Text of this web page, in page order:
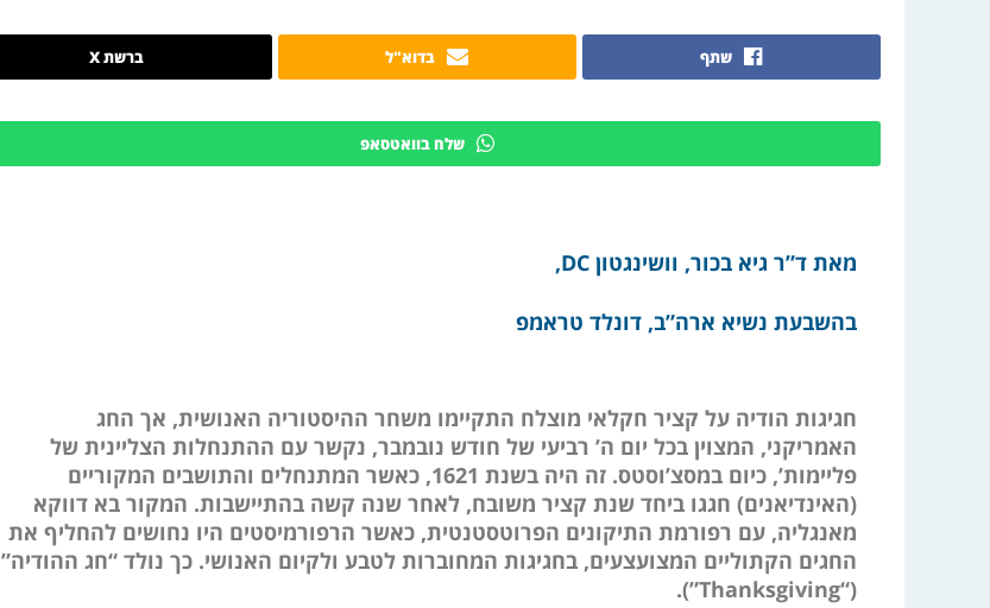
שתף בדוא"ל ברשת X
שלח בוואטסאפ
מאת ד”ר גיא בכור, וושינגטון DC,
בהשבעת נשיא ארה”ב, דונלד טראמפ
חגיגות הודיה על קציר חקלאי מוצלח התקיימו משחר ההיסטוריה האנושית, אך החג
האמריקני, המצוין בכל יום ה’ רביעי של חודש נובמבר, נקשר עם ההתנחלות הצליינית של
פליימות’, כיום במסצ’וסטס. זה היה בשנת 1621, כאשר המתנחלים והתושבים המקוריים
(האינדיאנים) חגגו ביחד שנת קציר משובח, לאחר שנה קשה בהתיישבות. המקור בא דווקא
מאנגליה, עם רפורמת התיקונים הפרוטסטנטית, כאשר הרפורמיסטים היו נחושים להחליף את
החגים הקתוליים המצועצעים, בחגיגות המחוברות לטבע ולקיום האנושי. כך נולד “חג ההודיה”
(“Thanksgiving”).